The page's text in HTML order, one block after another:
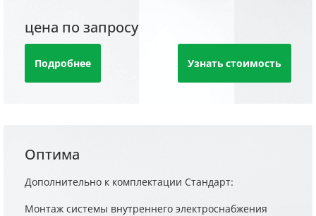
цена по запросу
Подробнее Узнать стоимость
Оптима
Дополнительно к комплектации Стандарт:
Монтаж системы внутреннего электроснабжения